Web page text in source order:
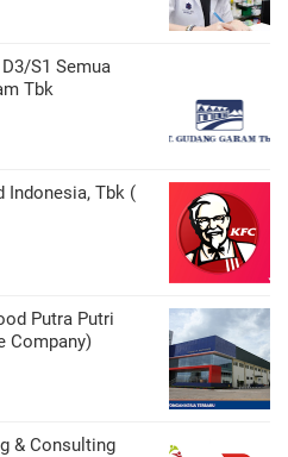
S1 Semua
Tbk
Indonesia, Tbk (
Putra Putri
Company)
& Consulting